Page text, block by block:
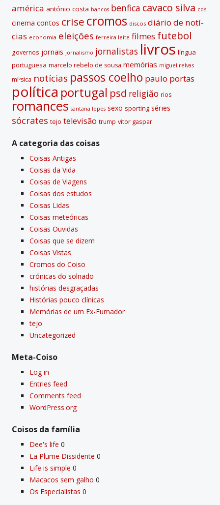
américa antónio costa bancos benfica cavaco silva cds
cinema contos crise cromos discos diário de notí­
cias economia eleições ferreira leite filmes futebol
governos jornais jornalismo jornalistas livros lí­ngua
portuguesa marcelo rebelo de sousa memórias miguel relvas
míºsica notí­cias passos coelho paulo portas
polí­tica portugal psd religião rios
romances santana lopes sexo sporting séries
sócrates tejo televisão trump vitor gaspar
A categoria das coisas
Coisas Antigas
Coisas da Vida
Coisas de Viagens
Coisas dos estudos
Coisas Lidas
Coisas meteóricas
Coisas Ouvidas
Coisas que se dizem
Coisas Vistas
Cromos do Coiso
crónicas do solnado
histórias desgraçadas
Histórias pouco clí­nicas
Memórias de um Ex-Fumador
tejo
Uncategorized
Meta-Coiso
Log in
Entries feed
Comments feed
WordPress.org
Coisos da famí­lia
Dee's life 0
La Plume Dissidente 0
Life is simple 0
Macacos sem galho 0
Os Especialistas 0